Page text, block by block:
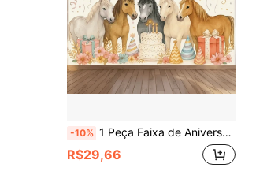
-10% 1 Peça Faixa de Aniversário com Tema de Mini Cavalo em Aquarela, Material de Poliéster, Adequado para Aniversário de Estilo Campestre, Celebração de Estilo Pastoral, Casamento, Decoração Interna/Externa, Decoração Doméstica, Jardim, Decoração de Quintal e Tema Geral
R$29,66